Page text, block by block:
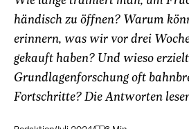
händisch zu öffnen? Warum
erinnern, was wir vor drei
gekauft haben? Und wieso
Grundlagenforschung oft
Fortschritte? Die Antworten